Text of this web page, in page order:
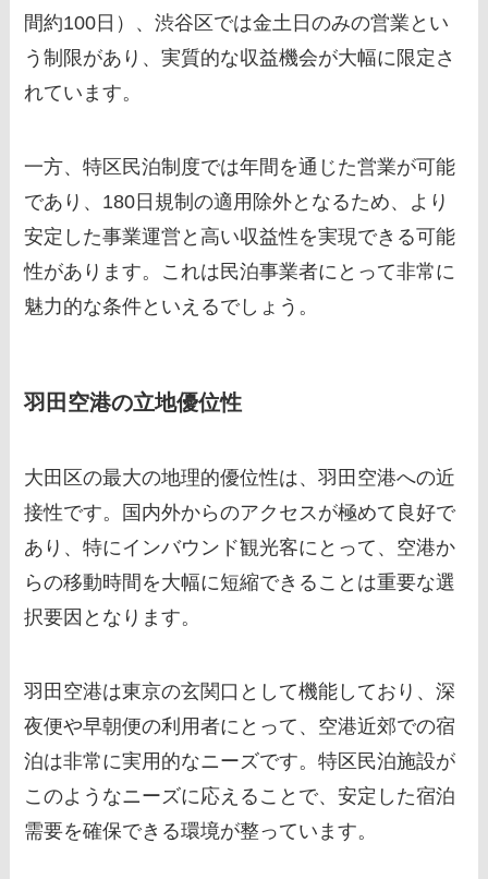
間約100日）、渋谷区では金土日のみの営業とい
う制限があり、実質的な収益機会が大幅に限定さ
れています。
一方、特区民泊制度では年間を通じた営業が可能
であり、180日規制の適用除外となるため、より
安定した事業運営と高い収益性を実現できる可能
性があります。これは民泊事業者にとって非常に
魅力的な条件といえるでしょう。
羽田空港の立地優位性
大田区の最大の地理的優位性は、羽田空港への近
接性です。国内外からのアクセスが極めて良好で
あり、特にインバウンド観光客にとって、空港か
らの移動時間を大幅に短縮できることは重要な選
択要因となります。
羽田空港は東京の玄関口として機能しており、深
夜便や早朝便の利用者にとって、空港近郊での宿
泊は非常に実用的なニーズです。特区民泊施設が
このようなニーズに応えることで、安定した宿泊
需要を確保できる環境が整っています。